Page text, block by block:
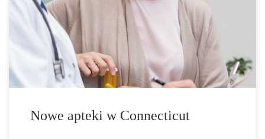
zarejestrowanych w programie. Aby uwzględnić rosnący popyt,
Connecticut zdecydowało, że musi wprowadzić pewne poprawki
do programu medycznej marihuany. Department of Consumer
Protection (DCP) ogłosiło […]
Nowe apteki w Connecticut